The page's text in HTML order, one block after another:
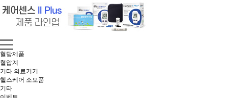
혈당제품
혈압계
기타 의료기기
헬스케어 소모품
기타